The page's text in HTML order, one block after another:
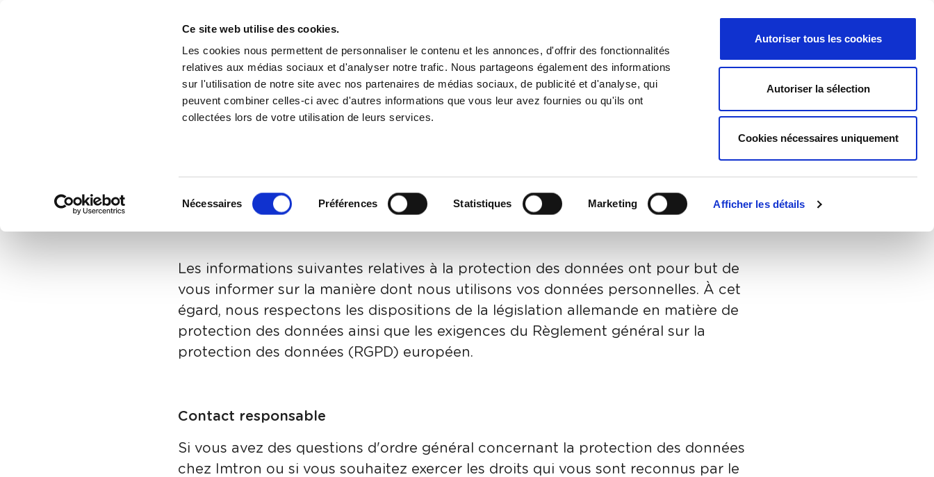
Ce site web utilise des cookies.
Les cookies nous permettent de personnaliser le contenu et les annonces, d'offrir des fonctionnalités
relatives aux médias sociaux et d'analyser notre trafic. Nous partageons également des informations
sur l'utilisation de notre site avec nos partenaires de médias sociaux, de publicité et d'analyse, qui
peuvent combiner celles-ci avec d'autres informations que vous leur avez fournies ou qu'ils ont
collectées lors de votre utilisation de leurs services.
Nécessaires Préférences Statistiques Marketing Afficher les détails
Autoriser tous les cookies
Autoriser la sélection
Cookies nécessaires uniquement
Recherche Menu des langues
Politique de confidentialité à
l'intention des clients
Les informations suivantes relatives à la protection des données ont pour but de
vous informer sur la manière dont nous utilisons vos données personnelles. À cet
égard, nous respectons les dispositions de la législation allemande en matière de
protection des données ainsi que les exigences du Règlement général sur la
protection des données (RGPD) européen.
Contact responsable
Si vous avez des questions d'ordre général concernant la protection des données
chez Imtron ou si vous souhaitez exercer les droits qui vous sont reconnus par le